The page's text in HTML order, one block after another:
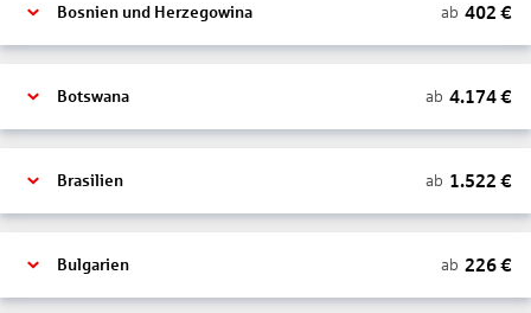
Bosnien und Herzegowina ab 402 €
Botswana ab 4.174€
Brasilien ab 1.522 €
Bulgarien ab 226€